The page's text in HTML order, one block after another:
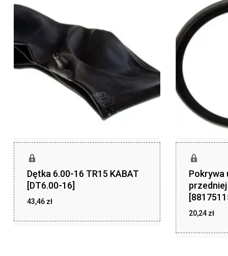
Dętka 6.00-16 TR15 KABAT
[DT6.00-16]
43,46 zł
Pokrywa
20,24 zł